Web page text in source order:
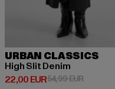
URBAN CLASSICS
High Slit Denim
22,00 EUR
Derzeitiger Preis: 22,00 EUR
54,99 EUR